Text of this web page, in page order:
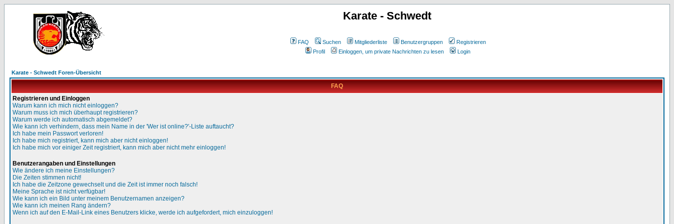
Karate - Schwedt
FAQ Suchen Mitgliederliste Benutzergruppen
Registrieren
Profil
Einloggen, um private Nachrichten zu lesen Login
Karate - Schwedt Foren-Übersicht
FAQ
Registrieren und Einloggen
Warum kann ich mich nicht einloggen?
Warum muss ich mich überhaupt registrieren?
Warum werde ich automatisch abgemeldet?
Wie kann ich verhindern, dass mein Name in der 'Wer ist online?'-Liste auftaucht?
Ich habe mein Passwort verloren!
Ich habe mich registriert, kann mich aber nicht einloggen!
Ich habe mich vor einiger Zeit registriert, kann mich aber nicht mehr einloggen!
Benutzerangaben und Einstellungen
Wie ändere ich meine Einstellungen?
Die Zeiten stimmen nicht!
Ich habe die Zeitzone gewechselt und die Zeit ist immer noch falsch!
Meine Sprache ist nicht verfügbar!
Wie kann ich ein Bild unter meinem Benutzernamen anzeigen?
Wie kann ich meinen Rang ändern?
Wenn ich auf den E-Mail-Link eines Benutzers klicke, werde ich aufgefordert, mich einzuloggen!